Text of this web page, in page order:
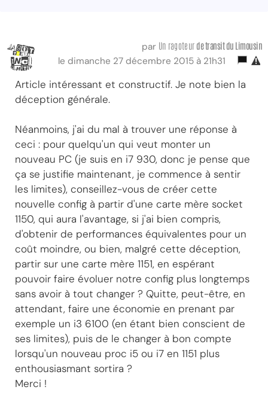
par Un ragoteur de transitdu Limousin
le dimanche 27 décembre 2015 à 21h31
Article intéressant et constructif. Je note bien la
déception générale.
Néanmoins, j'ai du mal à trouver une réponse à
ceci : pour quelqu'un qui veut monter un
nouveau PC (je suis en i7 930, donc je pense que
ça se justifie maintenant, je commence à sentir
les limites), conseillez-vous de créer cette
nouvelle config à partir d'une carte mère socket
1150, qui aura l'avantage, si j'ai bien compris,
d'obtenir de performances équivalentes pour un
coût moindre, ou bien, malgré cette déception,
partir sur une carte mère 1151, en espérant
pouvoir faire évoluer notre config plus longtemps
sans avoir à tout changer ? Quitte, peut-être, en
attendant, faire une économie en prenant par
exemple un i3 6100 (en étant bien conscient de
ses limites), puis de le changer à bon compte
lorsqu'un nouveau proc i5 ou i7 en 1151 plus
enthousiasmant sortira ?
Merci !